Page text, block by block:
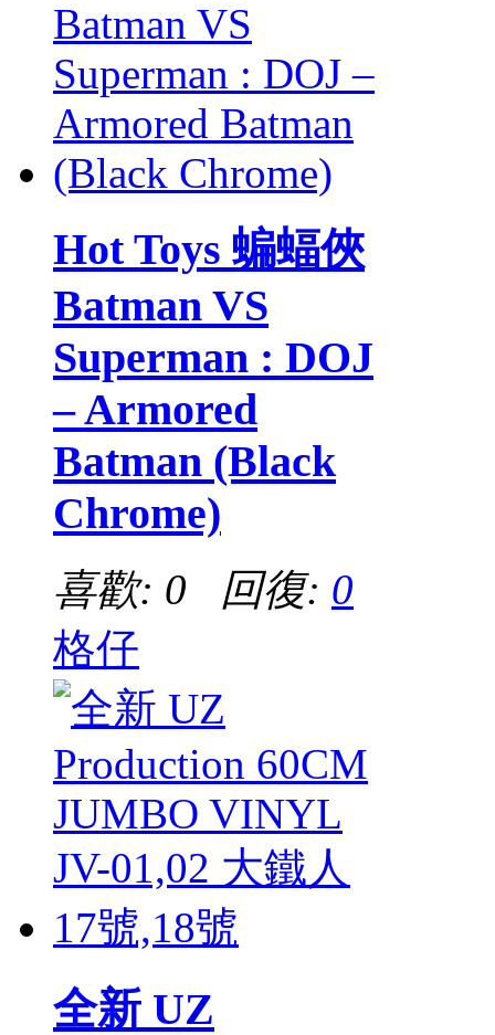
Hot Toys 蝙蝠俠
Batman VS
Superman : DOJ
– Armored
Batman (Black
Chrome)
喜歡: 0 回復: 0
格仔
全新 UZ